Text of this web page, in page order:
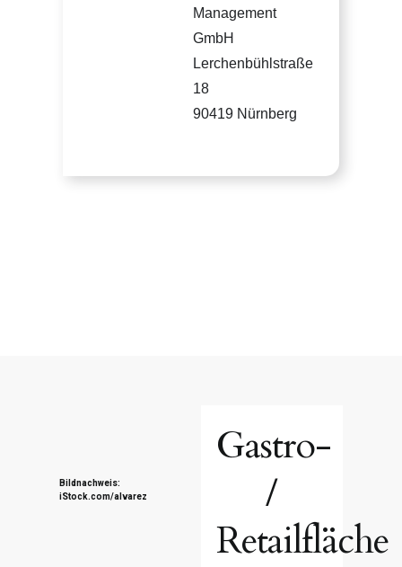
Management
GmbH
Lerchenbühlstraße
18
90419 Nürnberg
Bildnachweis:
iStock.com/alvarez
Gastro-
/
Retailfläche